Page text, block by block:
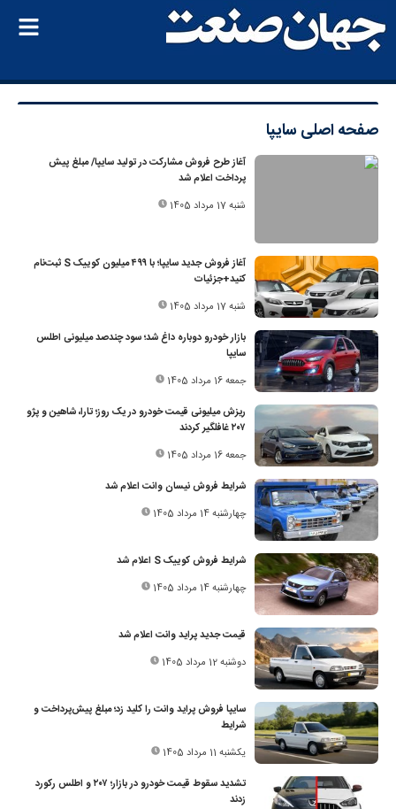
صفحه اصلی سایپا
آغاز طرح فروش مشارکت در تولید سایپا/ مبلغ پیش
پرداخت اعلام شد
شنبه 17 مرداد 1405
آغاز فروش جدید سایپا؛ با ۴۹۹ میلیون کوییک S ثبت‌نام
کنید+جزئیات
شنبه 17 مرداد 1405
بازار خودرو دوباره داغ شد؛ سود چندصد میلیونی اطلس
سایپا
جمعه 16 مرداد 1405
ریزش میلیونی قیمت خودرو در یک روز؛ تارا، شاهین و پژو
۲۰۷ غافلگیر کردند
جمعه 16 مرداد 1405
شرایط فروش نیسان وانت اعلام شد
چهارشنبه 14 مرداد 1405
شرایط فروش کوییک S اعلام شد
چهارشنبه 14 مرداد 1405
قیمت جدید پراید وانت اعلام شد
دوشنبه 12 مرداد 1405
سایپا فروش پراید وانت را کلید زد؛ مبلغ پیش‌پرداخت و
شرایط
یکشنبه 11 مرداد 1405
تشدید سقوط قیمت خودرو در بازار؛ ۲۰۷ و اطلس رکورد
زدند